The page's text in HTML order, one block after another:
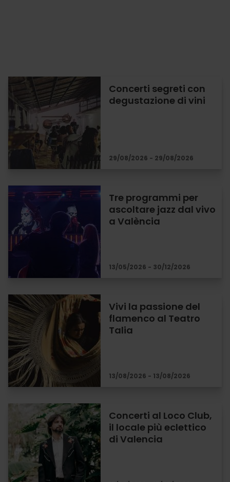
Concerti segreti con
degustazione di vini
29/08/2026 - 29/08/2026
Tre programmi per
ascoltare jazz dal vivo
a València
13/05/2026 - 30/12/2026
Vivi la passione del
flamenco al Teatro
Talia
13/08/2026 - 13/08/2026
Concerti al Loco Club,
il locale più eclettico
di Valencia